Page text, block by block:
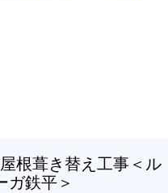
根葺き替え工事＜ル
ガ鉄平＞